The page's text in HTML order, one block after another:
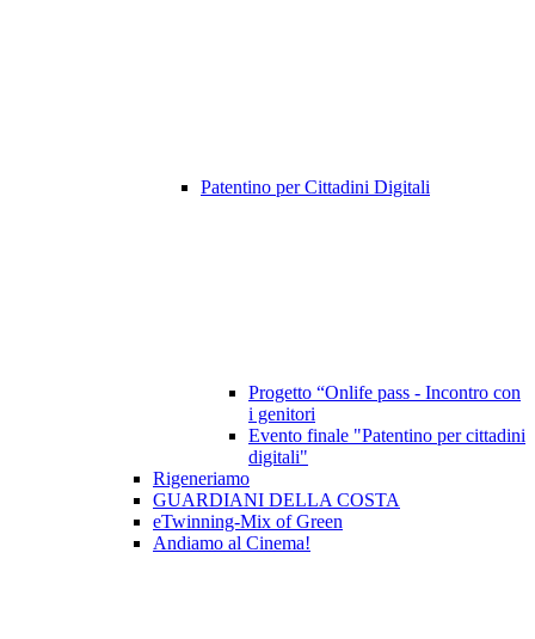
Patentino per Cittadini Digitali
Progetto “Onlife pass - Incontro con
i genitori
Evento finale "Patentino per cittadini
digitali"
Rigeneriamo
GUARDIANI DELLA COSTA
eTwinning-Mix of Green
Andiamo al Cinema!